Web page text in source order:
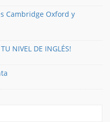
Cambridge Oxford y
NIVEL DE INGLÉS!